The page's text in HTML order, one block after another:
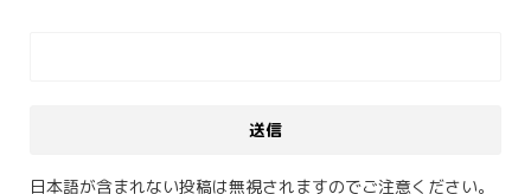
日本語が含まれない投稿は無視されますのでご注意ください。